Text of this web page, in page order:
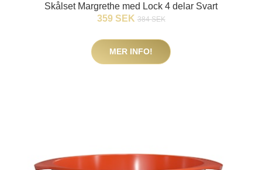
Skålset Margrethe med Lock 4 delar Svart
359 SEK 384 SEK
MER INFO!